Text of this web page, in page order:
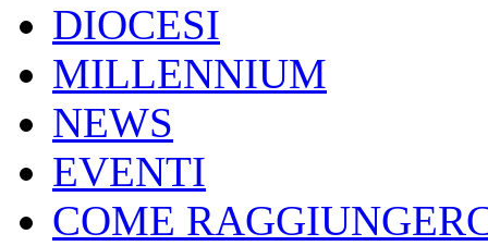
DIOCESI
MILLENNIUM
NEWS
EVENTI
COME